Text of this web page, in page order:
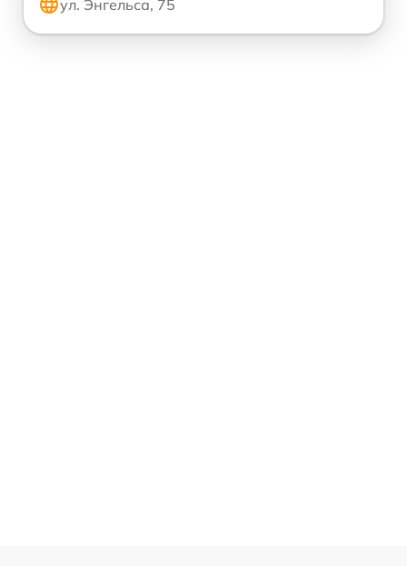
ул. Энгельса, 75